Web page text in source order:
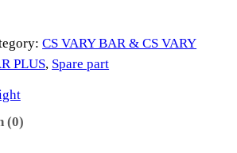
CS VARY BAR & CS VARY
PLUS, Spare part
(0)